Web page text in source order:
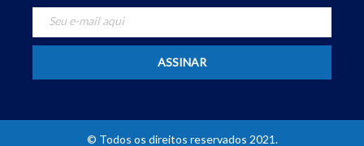
© Todos os direitos reservados 2021.